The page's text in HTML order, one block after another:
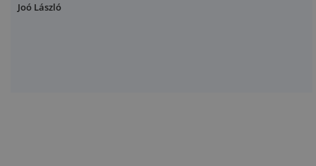
Joó László